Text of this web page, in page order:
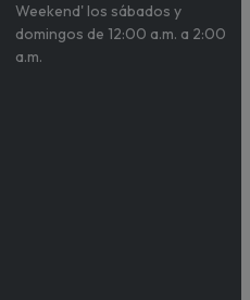
Weekend' los sábados y
domingos de 12:00 a.m. a 2:00
a.m.